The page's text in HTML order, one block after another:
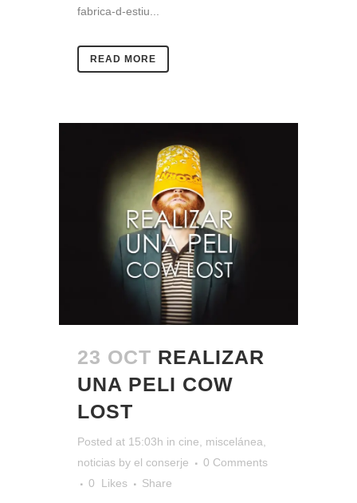
fabrica-d-estiu...
READ MORE
23 OCT REALIZAR
UNA PELI COW
LOST
Posted at 15:03h in cine miscelánea
noticias by el conserje
0 Comments
0
Likes Share